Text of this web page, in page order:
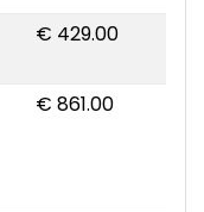
€ 429.00
€ 861.00